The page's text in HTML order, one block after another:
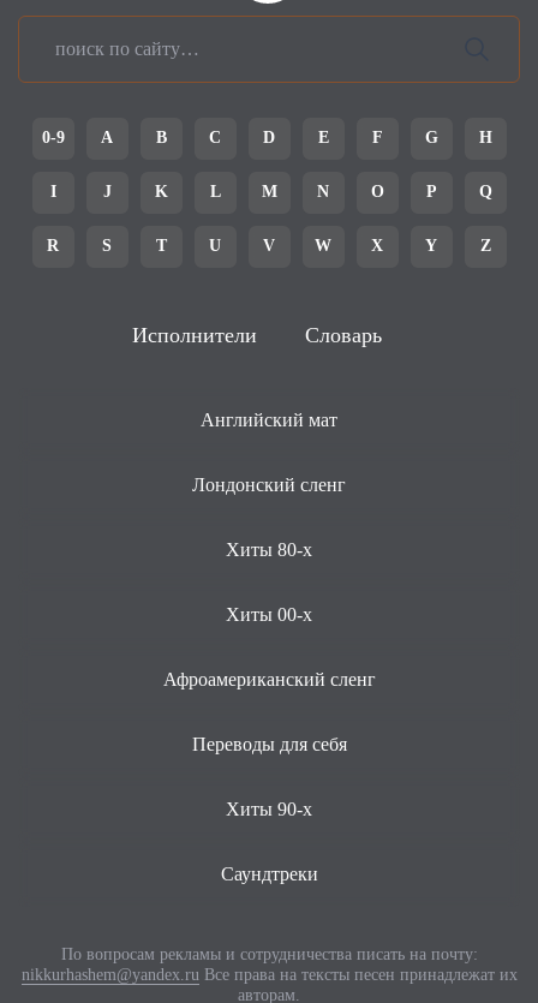
0-9 A B C D E F G H
I J K L M N O P Q
R S T U V W X Y Z
Исполнители Словарь
Английский мат
Лондонский сленг
Хиты 80-х
Хиты 00-х
Афроамериканский сленг
Переводы для себя
Хиты 90-х
Саундтреки
По вопросам рекламы и сотрудничества писать на почту:
nikkurhashem@yandex.ruВсе права на тексты песен принадлежат их
авторам.